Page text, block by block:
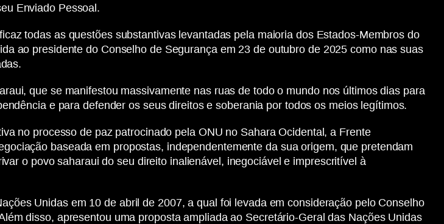
Enviado Pessoal.
todas as questões substantivas levantadas pela maioria dos Estados-Membros do
ao presidente do Conselho de Segurança em 23 de outubro de 2025 como nas suas
que se manifestou massivamente nas ruas de todo o mundo nos últimos dias para
e para defender os seus direitos e soberania por todos os meios legítimos.
no processo de paz patrocinado pela ONU no Sahara Ocidental, a Frente
baseada em propostas, independentemente da sua origem, que pretendam
o povo saharaui do seu direito inalienável, inegociável e imprescritível à
Unidas em 10 de abril de 2007, a qual foi levada em consideração pelo Conselho
disso, apresentou uma proposta ampliada ao Secretário-Geral das Nações Unidas